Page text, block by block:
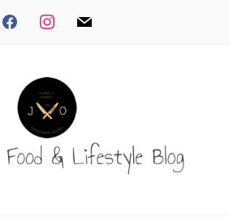
facebookinstagrammail